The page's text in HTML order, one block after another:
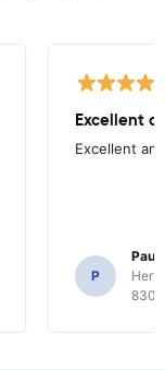
Excellent
Excellent
P
Paul
8300